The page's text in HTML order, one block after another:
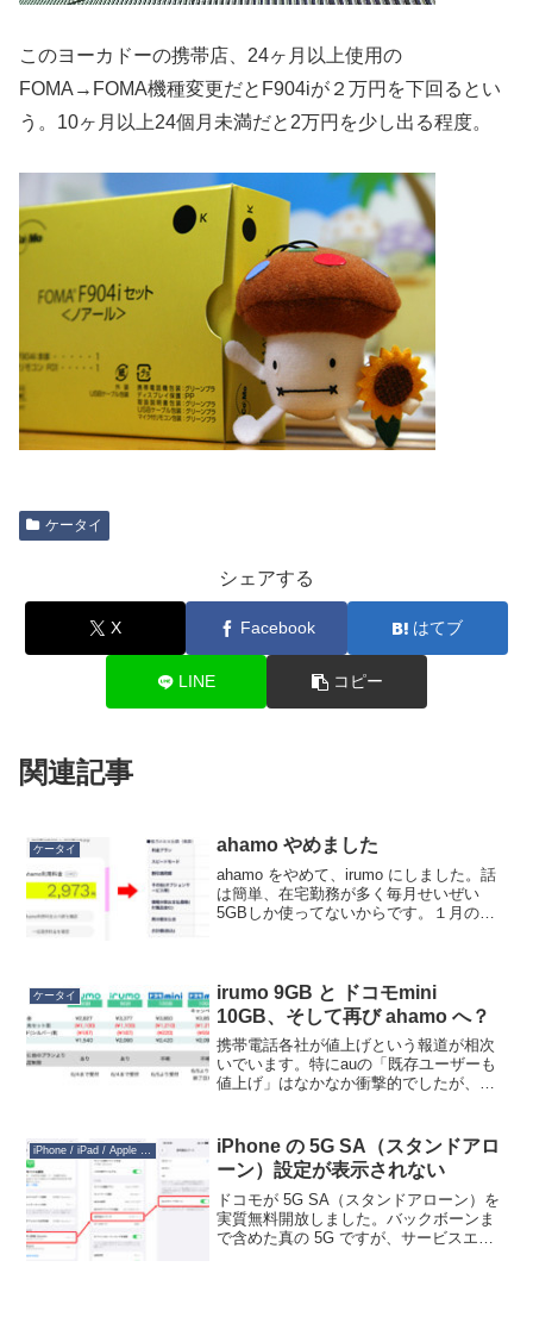
このヨーカドーの携帯店、24ヶ月以上使用の
FOMA→FOMA機種変更だとF904iが２万円を下回るとい
う。10ヶ月以上24個月未満だと2万円を少し出る程度。
ケータイ
シェアする
X Facebook はてブ
LINE コピー
関連記事
ケータイ ahamo やめました
ahamo をやめて、irumo にしました。話
は簡単、在宅勤務が多く毎月せいぜい
5GBしか使ってないからです。１月の使
ケータイ
irumo 9GB と ドコモmini
10GB、そして再び ahamo へ？
携帯電話各社が値上げという報道が相次
いでいます。特にauの「既存ユーザーも
値上げ」はなかなか衝撃的でしたが、ド
更したのですが、今月は万博に行ったり
東...
iPhone の 5G SA（スタンドアロ
ーン）設定が表示されない
ドコモが 5G SA（スタンドアローン）を
実質無料開放しました。バックボーンま
で含めた真の 5G ですが、サービスエリ